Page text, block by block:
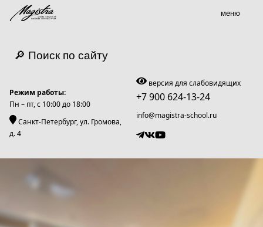
🔎 Поиск по сайту
Режим работы:
Пн – пт, c 10:00 до 18:00
Санкт-Петербург, ул. Громова,
д. 4
версия для слабовидящих
+7 900 624-13-24
info@magistra-school.ru
меню